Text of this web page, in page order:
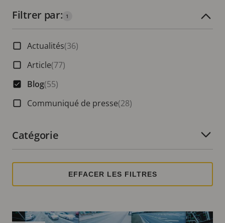
Filtrer par: Nombre de filtres actifs :
1
Actualités(36)
Article(77)
Blog(55)
Communiqué de presse(28)
Catégorie
Nombre de filtres actifs :